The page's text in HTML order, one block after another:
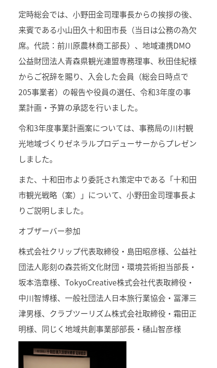
定時総会では、小野田金司理事長からの挨拶の後、
来賓である小山田久十和田市長（当日は公務の為欠
席。代読：前川原農林商工部長）、地域連携DMO
公益財団法人青森県観光連盟専務理事、秋田佳紀様
からご祝辞を賜り、入会した会員（総会日時点で
205事業者）の報告や役員の選任、令和3年度の事
業計画・予算の承認を行いました。
令和3年度事業計画案については、事務局の川村観
光地域づくりゼネラルプロデューサーからプレゼン
しました。
また、十和田市より委託され策定中である「十和田
市観光戦略（案）」について、小野田金司理事長よ
りご説明しました。
オブザーバー参加
株式会社クリップ代表取締役・島田昭彦様、公益社
団法人彫刻の森芸術文化財団・環境芸術担当部長・
坂本浩章様、TokyoCreative株式会社代表取締役・
中川智博様、一般社団法人日本旅行業協会・冨澤三
津男様、クラブツーリズム株式会社取締役・霜田正
明様、同じく地域共創事業部部長・樋山智彦様